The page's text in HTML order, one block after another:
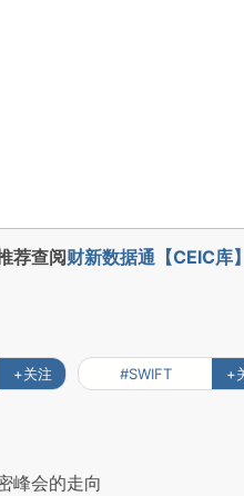
荐查阅财新数据通【CEIC库】
+关注 #SWIFT +
峰会的走向